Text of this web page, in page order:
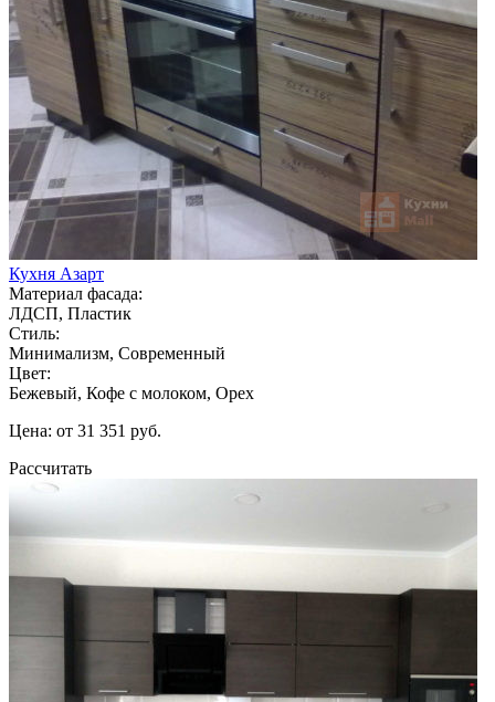
Кухня Азарт
Материал фасада:
ЛДСП, Пластик
Стиль:
Минимализм, Современный
Цвет:
Бежевый, Кофе с молоком, Орех
Цена: от 31 351 руб.
Рассчитать